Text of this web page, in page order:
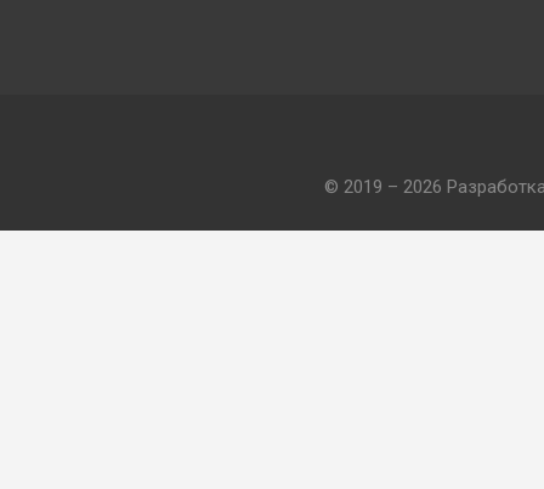
© 2019 – 2026